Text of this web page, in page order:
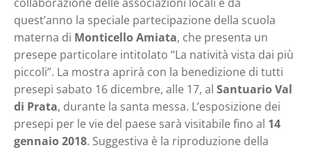
quest’anno la speciale partecipazione della scuola
materna di Monticello Amiata, che presenta un
presepe particolare intitolato “La natività vista dai più
piccoli”. La mostra aprirà con la benedizione di tutti
presepi sabato 16 dicembre, alle 17, al Santuario Val
di Prata, durante la santa messa. L’esposizione dei
presepi per le vie del paese sarà visitabile fino al 14
gennaio 2018. Suggestiva è la riproduzione della